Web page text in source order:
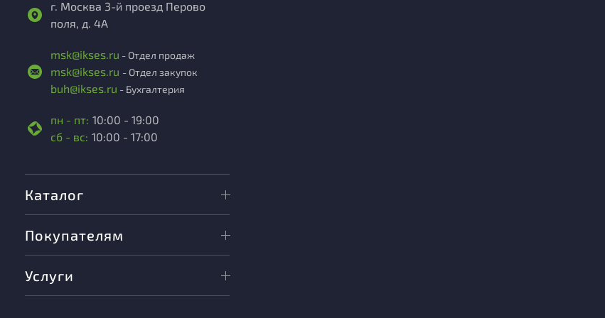
г. Москва 3-й проезд Перово
поля, д. 4А
msk@ikses.ru - Отдел продаж
msk@ikses.ru - Отдел закупок
buh@ikses.ru - Бухгалтерия
пн - пт: 10:00 - 19:00
сб - вс: 10:00 - 17:00
Каталог
Покупателям
Услуги